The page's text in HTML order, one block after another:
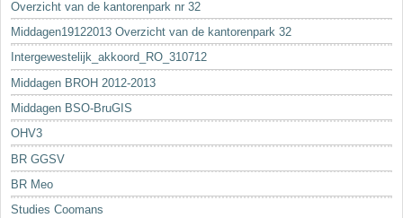
Overzicht van de kantorenpark nr 32
Middagen19122013 Overzicht van de kantorenpark 32
Intergewestelijk_akkoord_RO_310712
Middagen BROH 2012-2013
Middagen BSO-BruGIS
OHV3
BR GGSV
BR Meo
Studies Coomans